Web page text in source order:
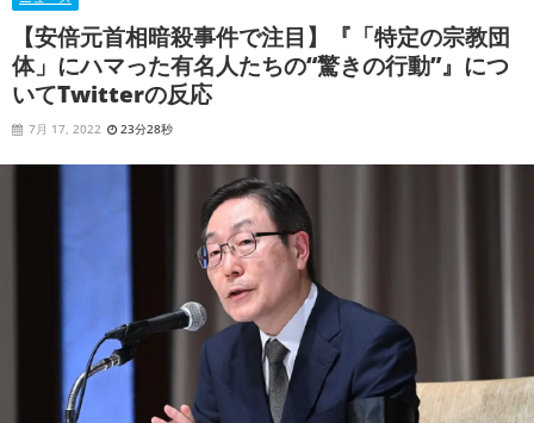
【安倍元首相暗殺事件で注目】『「特定の宗教団
体」にハマった有名人たちの“驚きの行動”』につ
いてTwitterの反応
7月 17, 2022 23分28秒